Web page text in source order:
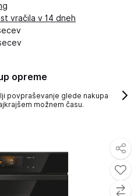
vračila v 14 dneh
opreme
povpraševanje glede nakupa
možnem času.